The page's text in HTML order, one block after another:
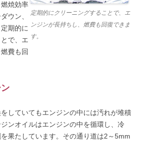
定期的にクリーニングすることで、エ
ンジンが長持ちし、燃費も回復できま
す。
燃焼効率
ウン、
期的に
で、エ
費も回
していてもエンジンの中には汚れが堆積
ンオイルはエンジンの中を循環し、冷
果たしています。その通り道は2～5mm